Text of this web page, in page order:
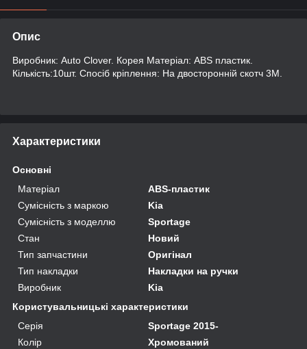
Опис
Виробник: Auto Clover. Корея Матеріал: ABS пластик.
Кількість:10шт. Спосіб кріплення: На двосторонній скотч 3М.
Характеристики
Основні
Матеріал
ABS-пластик
Сумісність з маркою
Kia
Сумісність з моделлю
Sportage
Стан
Новий
Тип запчастини
Оригінал
Тип накладки
Накладки на ручки
Виробник
Kia
Користувальницькі характеристики
Серія
Sportage 2015-
Колір
Хромований